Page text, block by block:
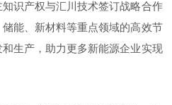
识产权与汇川技术签订战略合作
能、新材料等重点领域的高效节
生产，助力更多新能源企业实现